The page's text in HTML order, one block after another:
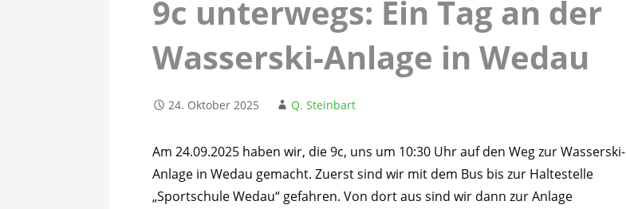
9c unterwegs: Ein Tag an der
Wasserski-Anlage in Wedau
24. Oktober 2025 Q. Steinbart
Am 24.09.2025 haben wir, die 9c, uns um 10:30 Uhr auf den Weg zur Wasserski-
Anlage in Wedau gemacht. Zuerst sind wir mit dem Bus bis zur Haltestelle
„Sportschule Wedau“ gefahren. Von dort aus sind wir dann zur Anlage